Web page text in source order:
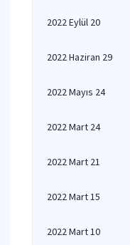
2022 Eylül 20
2022 Haziran 29
2022 Mayıs 24
2022 Mart 24
2022 Mart 21
2022 Mart 15
2022 Mart 10